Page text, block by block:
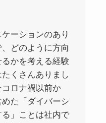
ーションのあり
どのように方向
かを考える経験
くさんありまし
ロナ禍以前か
た「ダイバーシ
」ことは社内で